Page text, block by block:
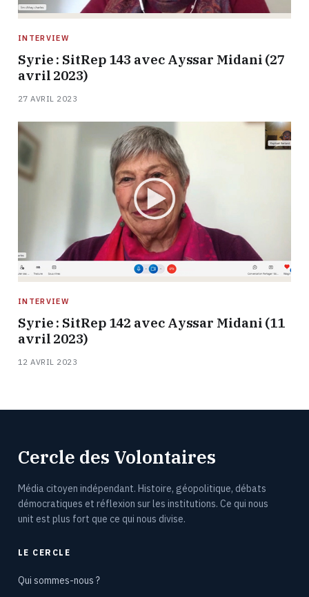
INTERVIEW
Syrie : SitRep 143 avec Ayssar Midani (27
avril 2023)
27 AVRIL 2023
INTERVIEW
Syrie : SitRep 142 avec Ayssar Midani (11
avril 2023)
12 AVRIL 2023
Cercle des Volontaires
Média citoyen indépendant. Histoire, géopolitique, débats
démocratiques et réflexion sur les institutions. Ce qui nous
unit est plus fort que ce qui nous divise.
LE CERCLE
Qui sommes-nous ?